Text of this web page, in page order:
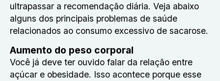
ultrapassar a recomendação diária. Veja abaixo
alguns dos principais problemas de saúde
relacionados ao consumo excessivo de sacarose.
Aumento do peso corporal
Você já deve ter ouvido falar da relação entre
açúcar e obesidade. Isso acontece porque esse